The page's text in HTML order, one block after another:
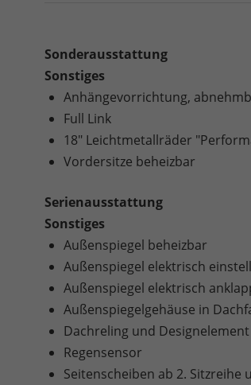
Sonderausstattung
Sonstiges
Anhängevorrichtung,
Full Link
18" Leichtmetallräder
Vordersitze beheizbar
Serienausstattung
Sonstiges
Außenspiegel beheizbar
Außenspiegel elektrisch
Außenspiegel elektrisch
Außenspiegelgehäuse in
Dachreling und
Regensensor
Seitenscheiben ab 2.